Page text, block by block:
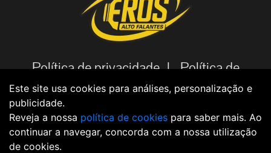
Política de privacidade |Política de
cookies |Código de Ética |Aviso
Legal |
Política de dados |
Este site usa cookies para análises, personalização e
publicidade.
Reveja a nossa política de cookies para saber mais. Ao
continuar a navegar, concorda com a nossa utilização
de cookies.